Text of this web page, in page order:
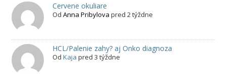
Cervene okuliare
Od Anna Pribylova pred 2 týždne
HCL/Palenie zahy? aj Onko diagnoza
Od Kaja pred 3 týždne